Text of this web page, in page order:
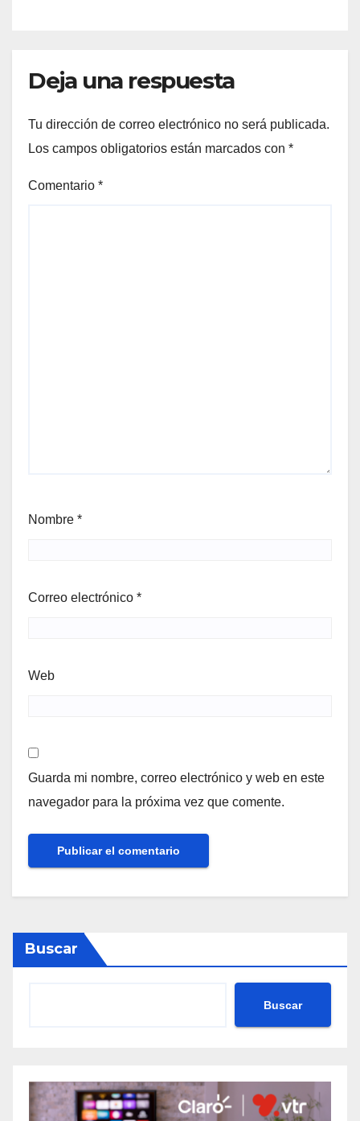
Deja una respuesta
Tu dirección de correo electrónico no será publicada.
Los campos obligatorios están marcados con *
Comentario *
Nombre *
Correo electrónico *
Web
Guarda mi nombre, correo electrónico y web en este
navegador para la próxima vez que comente.
Buscar
Buscar